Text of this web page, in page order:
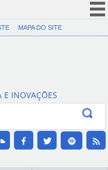
(COVID-19)
Canais
MAPA DO SITE
INOVAÇÕES